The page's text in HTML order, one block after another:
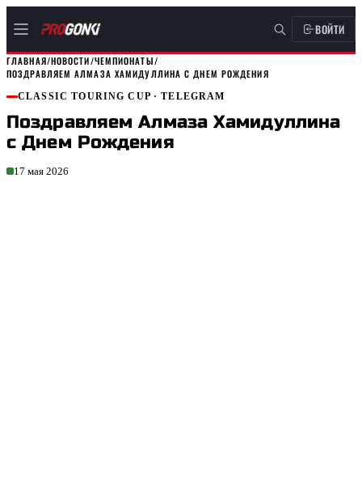
ВОЙТИ
ГЛАВНАЯ/НОВОСТИ/ЧЕМПИОНАТЫ/
ПОЗДРАВЛЯЕМ АЛМАЗА ХАМИДУЛЛИНА С ДНЕМ РОЖДЕНИЯ
CLASSIC TOURING CUP· TELEGRAM
Поздравляем Алмаза Хамидуллина
с Днем Рождения
17 мая 2026